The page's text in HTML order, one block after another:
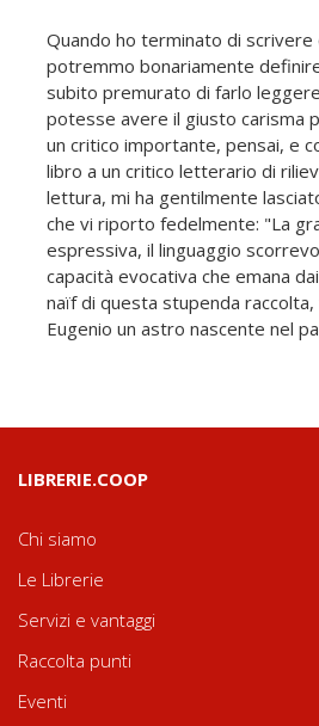
Quando ho terminato di scrivere
potremmo bonariamente
subito premurato di farlo
potesse avere il giusto carisma
un critico importante, pensai, e
libro a un critico letterario di
lettura, mi ha gentilmente
che vi riporto fedelmente: "La
espressiva, il linguaggio
capacità evocativa che emana
naïf di questa stupenda
Eugenio un astro nascente nel
LIBRERIE.COOP
Chi siamo
Le Librerie
Servizi e vantaggi
Raccolta punti
Eventi